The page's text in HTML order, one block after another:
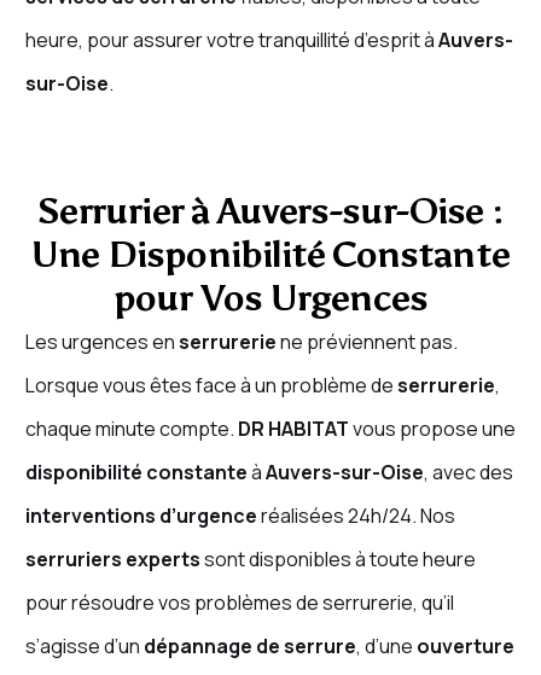
heure, pour assurer votre tranquillité d’esprit àAuvers-
sur-Oise.
Serrurier à Auvers-sur-Oise :
Une Disponibilité Constante
pour Vos Urgences
Les urgences enserrureriene préviennent pas.
Lorsque vous êtes face à un problème deserrurerie,
chaque minute compte. DR HABITATvous propose une
disponibilité constanteàAuvers-sur-Oise, avec des
interventions d’urgenceréalisées 24h/24. Nos
serruriers expertssont disponibles à toute heure
pour résoudre vos problèmes de serrurerie, qu’il
s’agisse d’un dépannage de serrure, d’une ouverture